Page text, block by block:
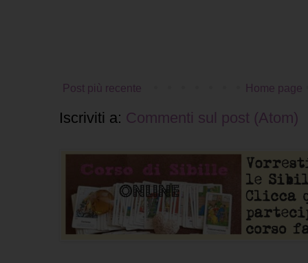
Post più recente Home page
Iscriviti a: Commenti sul post (Atom)